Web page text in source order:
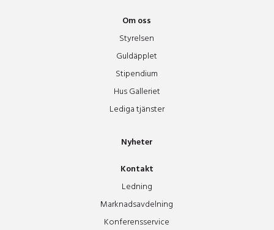
Om oss
Styrelsen
Guldäpplet
Stipendium
Hus Galleriet
Lediga tjänster
Nyheter
Kontakt
Ledning
Marknadsavdelning
Konferensservice